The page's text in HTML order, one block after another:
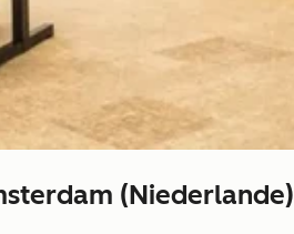
(Niederlande)